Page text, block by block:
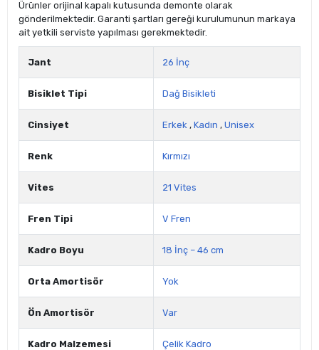
Ürünler orijinal kapalı kutusunda demonte olarak
gönderilmektedir. Garanti şartları gereği kurulumunun markaya
ait yetkili serviste yapılması gerekmektedir.
Jant 26 İnç
Bisiklet Tipi Dağ Bisikleti
Cinsiyet Erkek , Kadın , Unisex
Renk Kırmızı
Vites 21 Vites
Fren Tipi V Fren
Kadro Boyu 18 İnç – 46 cm
Orta Amortisör Yok
Ön Amortisör Var
Kadro Malzemesi Çelik Kadro